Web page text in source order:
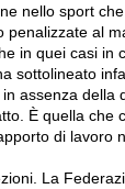
nello sport
penalizzate al
in quei casi in
sottolineato
assenza della
È quella che
di lavoro
La